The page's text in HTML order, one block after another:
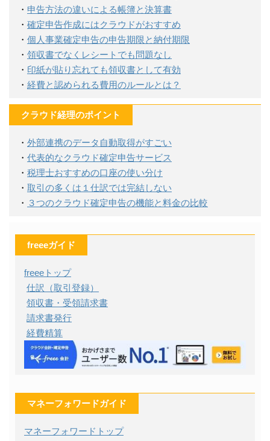
・ 申告方法の違いによる帳簿と決算書
・ 確定申告作成にはクラウドがおすすめ
・ 個人事業確定申告の申告期限と納付期限
・ 領収書でなくレシートでも問題なし
・ 印紙が貼り忘れても領収書として有効
・ 経費と認められる費用のルールとは？
クラウド経理のポイント
・ 外部連携のデータ自動取得がすごい
・ 代表的なクラウド確定申告サービス
・ 税理士おすすめの口座の使い分け
・ 取引の多くは１仕訳では完結しない
・ ３つのクラウド確定申告の機能と料金の比較
freeeガイド
freeeトップ
仕訳（取引登録）
領収書・受領請求書
請求書発行
経費精算
マネーフォワードガイド
マネーフォワードトップ